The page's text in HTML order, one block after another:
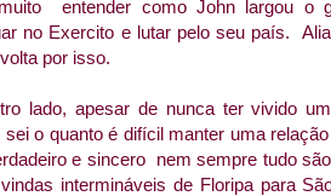
entender como John largou o
no Exercito e lutar pelo seu país.
por isso.
lado, apesar de nunca ter vivido
sei o quanto é difícil manter uma
e sincero nem sempre tudo
intermináveis de Floripa para